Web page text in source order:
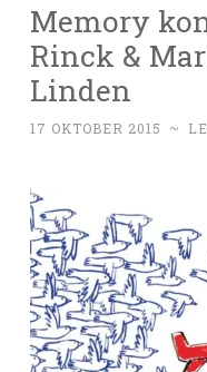
Memory
Rinck &
Linden
17 OKTOBER 2015 ~